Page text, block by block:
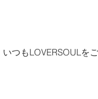
いつもLOVERSOULを